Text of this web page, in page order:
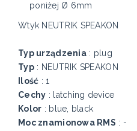
poniżej Ø 6mm
Wtyk NEUTRIK SPEAKON
Typ urządzenia: plug
Typ: NEUTRIK SPEAKON
Ilość : 1
Cechy : latching device
Kolor : blue, black
Moc znamionowa RMS : -